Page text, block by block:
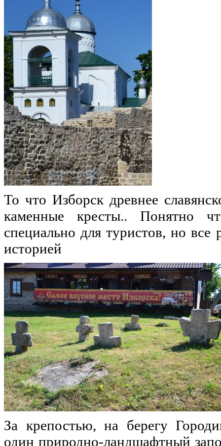
То что Изборск древнее
каменные кресты.. Понятно
специально для туристов, но
историей
За крепостью, на берегу
один природно-ландшафтный